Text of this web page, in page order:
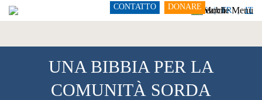
DE FR IT
CONTATTO DONARE
UNA BIBBIA PER LA
COMUNITÀ SORDA